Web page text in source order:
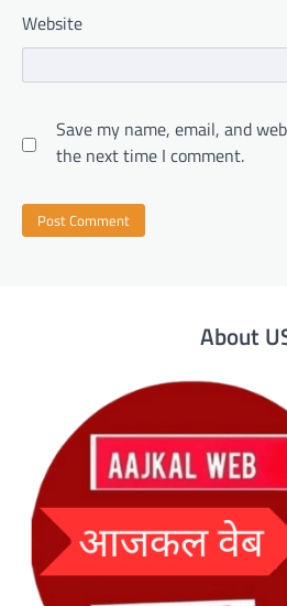
Website
Save my name, email, and
the next time I comment.
About